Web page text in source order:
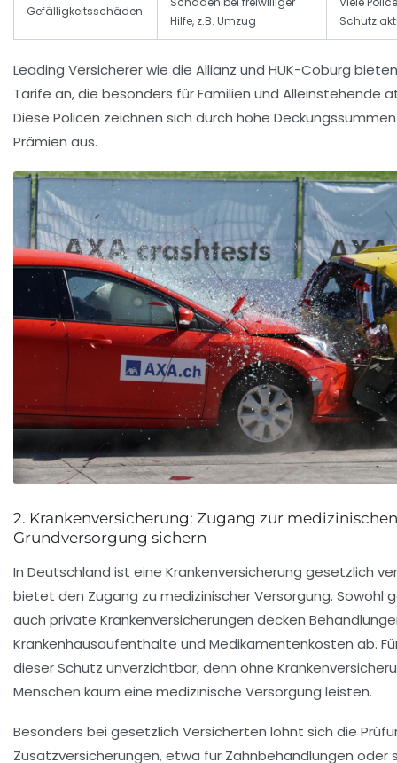
Gefälligkeitsschäden
Hilfe, z.B. Umzug
Schutz
Leading Versicherer wie die Allianz und HUK-Coburg
Tarife an, die besonders für Familien und Alleinstehende
Diese Policen zeichnen sich durch hohe
Prämien aus.
2. Krankenversicherung: Zugang zur medizinischen
Grundversorgung sichern
In Deutschland ist eine Krankenversicherung gesetzlich
bietet den Zugang zu medizinischer Versorgung. Sowohl
auch private Krankenversicherungen decken
Krankenhausaufenthalte und Medikamentenkosten ab.
dieser Schutz unverzichtbar, denn ohne
Menschen kaum eine medizinische Versorgung leisten.
Besonders bei gesetzlich Versicherten lohnt sich die
Zusatzversicherungen, etwa für Zahnbehandlungen oder